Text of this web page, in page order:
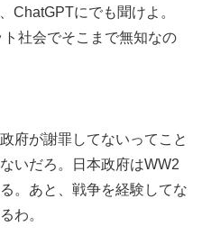
ChatGPTにでも聞けよ。
社会でそこまで無知なの
府が謝罪してないってこと
いだろ。日本政府はWW2
。あと、戦争を経験してな
わ。